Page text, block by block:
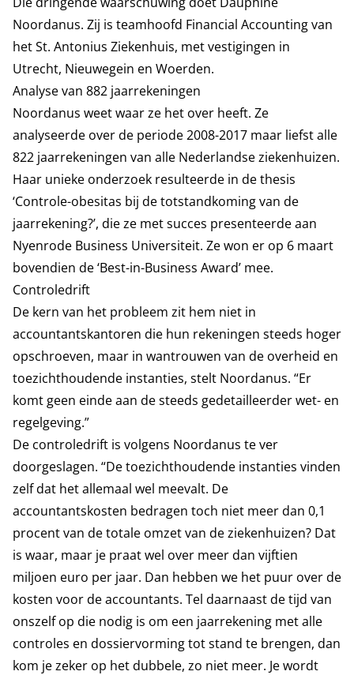
Noordanus. Zij is teamhoofd Financial Accounting van
het St. Antonius Ziekenhuis, met vestigingen in
Utrecht, Nieuwegein en Woerden.
Analyse van 882 jaarrekeningen
Noordanus weet waar ze het over heeft. Ze
analyseerde over de periode 2008-2017 maar liefst alle
822 jaarrekeningen van alle Nederlandse ziekenhuizen.
Haar unieke onderzoek resulteerde in de thesis
‘Controle-obesitas bij de totstandkoming van de
jaarrekening?’, die ze met succes presenteerde aan
Nyenrode Business Universiteit. Ze won er op 6 maart
bovendien de ‘Best-in-Business Award’ mee.
Controledrift
De kern van het probleem zit hem niet in
accountantskantoren die hun rekeningen steeds hoger
opschroeven, maar in wantrouwen van de overheid en
toezichthoudende instanties, stelt Noordanus. “Er
komt geen einde aan de steeds gedetailleerder wet- en
regelgeving.”
De controledrift is volgens Noordanus te ver
doorgeslagen. “De toezichthoudende instanties vinden
zelf dat het allemaal wel meevalt. De
accountantskosten bedragen toch niet meer dan 0,1
procent van de totale omzet van de ziekenhuizen? Dat
is waar, maar je praat wel over meer dan vijftien
miljoen euro per jaar. Dan hebben we het puur over de
kosten voor de accountants. Tel daarnaast de tijd van
onszelf op die nodig is om een jaarrekening met alle
controles en dossiervorming tot stand te brengen, dan
kom je zeker op het dubbele, zo niet meer. Je wordt